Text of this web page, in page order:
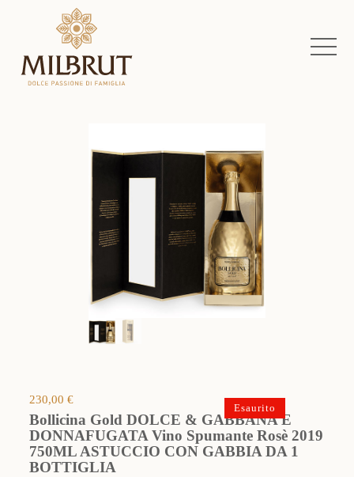
230,00€
Bollicina Gold DOLCE & GABBANA E
DONNAFUGATA Vino Spumante Rosè 2019
750ML ASTUCCIO CON GABBIA DA 1
BOTTIGLIA
Esaurito